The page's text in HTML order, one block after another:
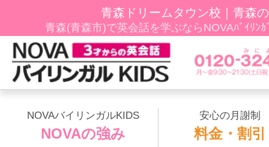
青森ドリームタウン校｜青森
青森(青森市)で英会話を学ぶならNOVAﾊﾞｲﾘﾝ
NOVAバイリンガルKIDS
NOVAの強み
安心の月謝制
料金・割引